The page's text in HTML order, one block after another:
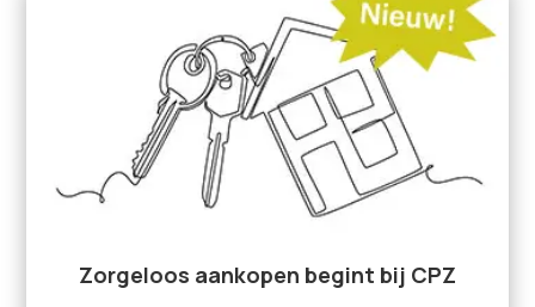
Zorgeloos aankopen begint bij CPZ